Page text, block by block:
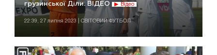
грузинської Діли. ВІДЕО
Відео
22:39, 27 липня 2023 | СВІТОВИЙ ФУТБОЛ